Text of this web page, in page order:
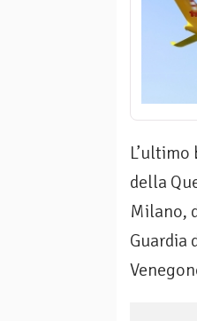
della
Milano,
Guardia